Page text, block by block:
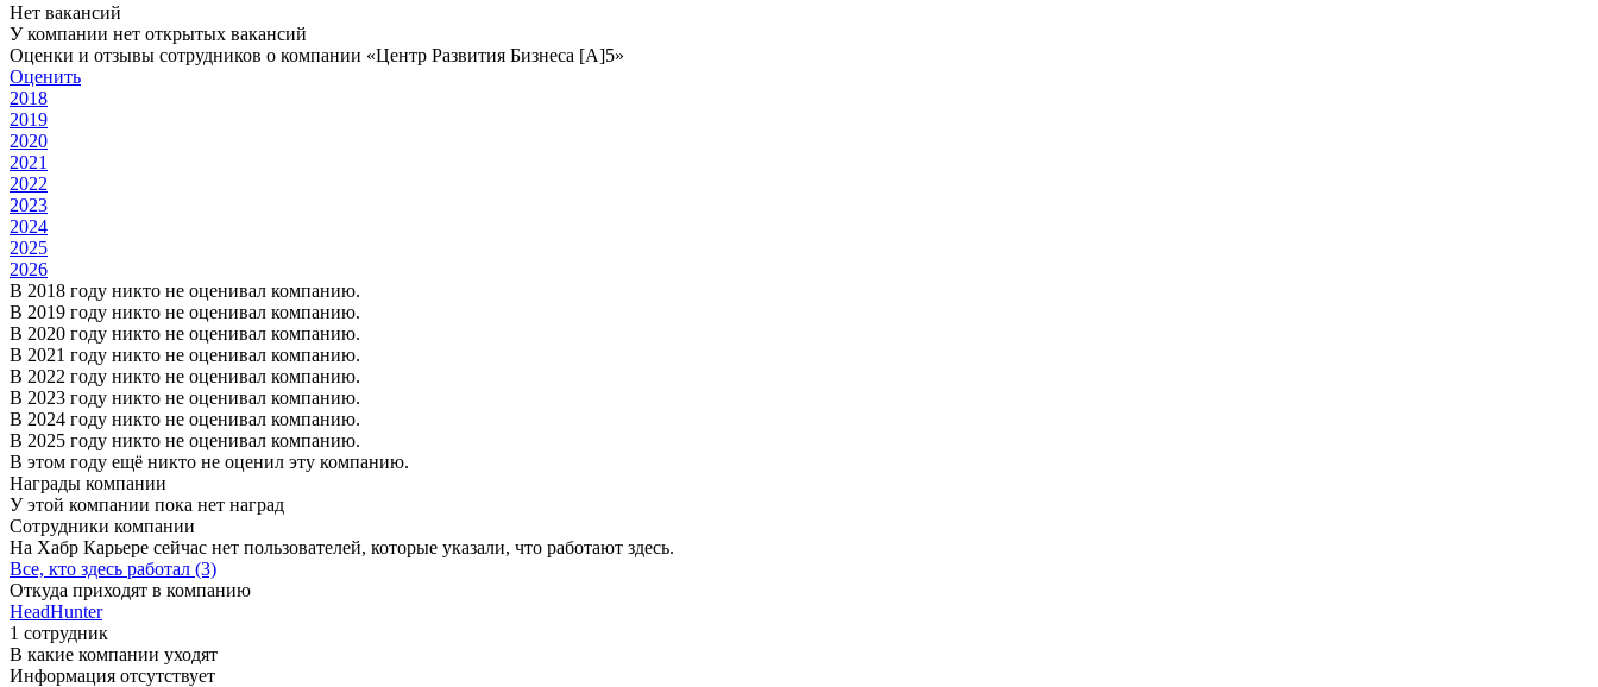
Нет вакансий
У компании нет открытых вакансий
Оценки и отзывы сотрудников о компании «Центр Развития Бизнеса [A]5»
Оценить
2018
2019
2020
2021
2022
2023
2024
2025
2026
В 2018 году никто не оценивал компанию.
В 2019 году никто не оценивал компанию.
В 2020 году никто не оценивал компанию.
В 2021 году никто не оценивал компанию.
В 2022 году никто не оценивал компанию.
В 2023 году никто не оценивал компанию.
В 2024 году никто не оценивал компанию.
В 2025 году никто не оценивал компанию.
В этом году ещё никто не оценил эту компанию.
Награды компании
У этой компании пока нет наград
Сотрудники компании
На Хабр Карьере сейчас нет пользователей, которые указали, что работают здесь.
Все, кто здесь работал (3)
Откуда приходят в компанию
HeadHunter
1 сотрудник
В какие компании уходят
Информация отсутствует